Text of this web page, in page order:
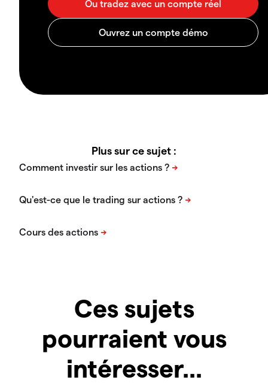
Plus sur ce sujet :
Ces sujets
pourraient vous
intéresser...